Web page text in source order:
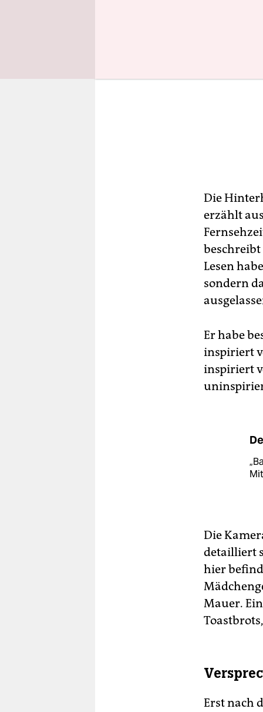
Die
erzählt
Lesen
sondern
Er habe
inspiriert
inspiriert
Die
detailliert
hier
Mauer.
Erst nach